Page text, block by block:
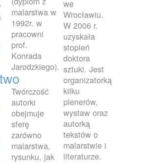
malarstwa w
1992r. w
pracowni
prof.
Konrada
Jarodzkiego).
Twórczość
autorki
obejmuje
sferę
zarówno
malarstwa,
rysunku, jak
we
Wrocławiu.
W 2006 r.
uzyskała
stopień
doktora
sztuki. Jest
organizatorką
kilku
plenerów,
wystaw oraz
autorką
tekstów o
malarstwie i
literaturze.